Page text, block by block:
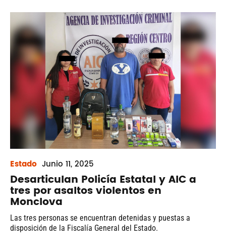
Estado Junio 11, 2025
Desarticulan Policía Estatal y AIC a
tres por asaltos violentos en
Monclova
Las tres personas se encuentran detenidas y puestas a
disposición de la Fiscalía General del Estado.